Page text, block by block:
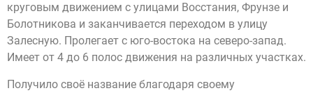
круговым движением с улицами Восстания, Фрунзе и
Болотникова и заканчивается переходом в улицу
Залесную. Пролегает с юго-востока на северо-запад.
Имеет от 4 до 6 полос движения на различных участках.
Получило своё название благодаря своему